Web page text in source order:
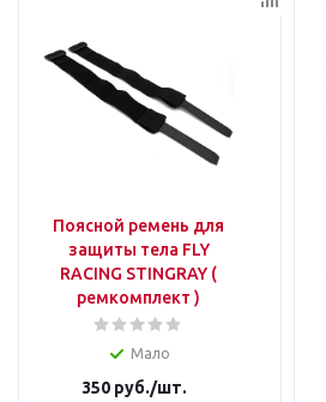
Поясной ремень для
защиты тела FLY
RACING STINGRAY (
ремкомплект )
Мало
350 руб./шт.